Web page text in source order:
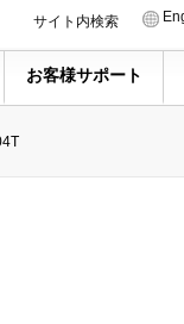
サイト内検索
お客様サポート